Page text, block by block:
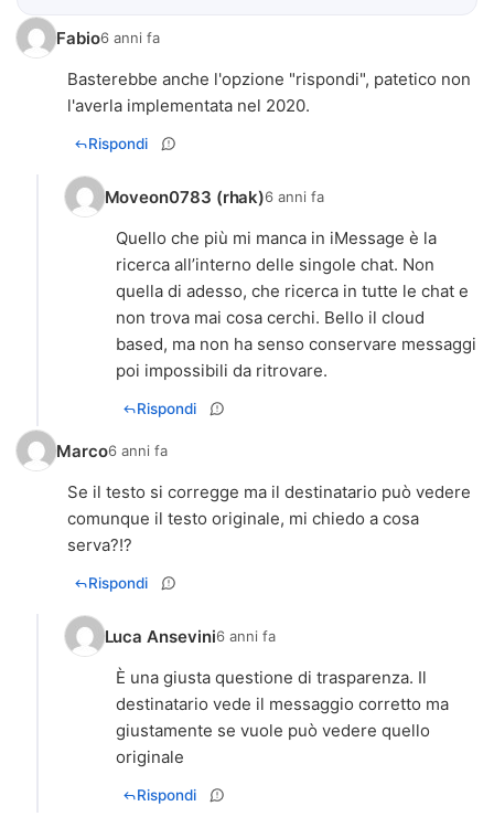
Fabio6 anni fa
Basterebbe anche l'opzione "rispondi", patetico non
l'averla implementata nel 2020.
Rispondi
Moveon0783 (rhak)6 anni fa
Quello che più mi manca in iMessage è la
ricerca all’interno delle singole chat. Non
quella di adesso, che ricerca in tutte le chat e
non trova mai cosa cerchi. Bello il cloud
based, ma non ha senso conservare messaggi
poi impossibili da ritrovare.
Rispondi
Marco6 anni fa
Se il testo si corregge ma il destinatario può vedere
comunque il testo originale, mi chiedo a cosa
serva?!?
Rispondi
Luca Ansevini6 anni fa
È una giusta questione di trasparenza. Il
destinatario vede il messaggio corretto ma
giustamente se vuole può vedere quello
originale
Rispondi